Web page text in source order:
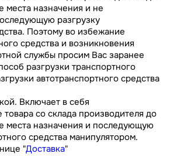
места назначения и не
разгрузку
Поэтому во избежание
средства и возникновения
службы просим Вас заранее
разгрузки транспортного
автотранспортного средства
Включает в себя
со склада производителя до
места назначения и последующую
средства манипулятором.
"Доставка"